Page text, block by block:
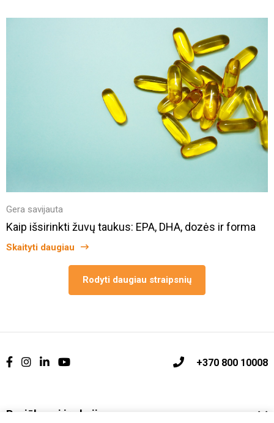
Gera savijauta
Kaip išsirinkti žuvų taukus: EPA, DHA, dozės ir forma
Skaityti daugiau
Rodyti daugiau straipsnių
+370 800 10008
Pasiūlymai ir akcijos